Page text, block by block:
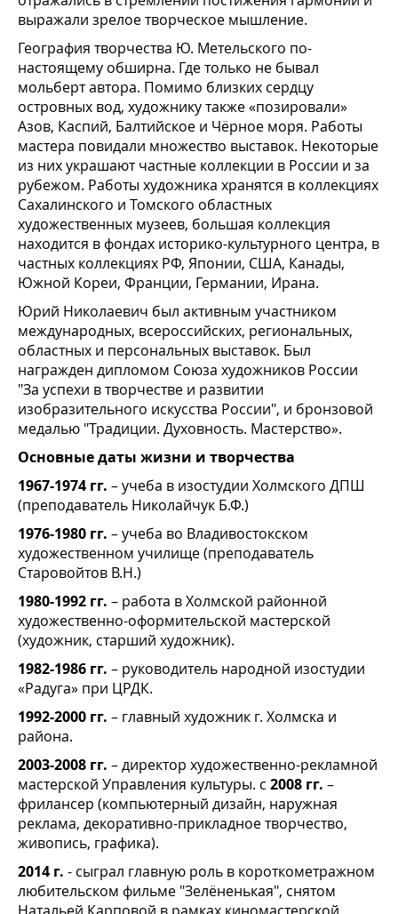
выражали зрелое творческое мышление.
География творчества Ю. Метельского по-
настоящему обширна. Где только не бывал
мольберт автора. Помимо близких сердцу
островных вод, художнику также «позировали»
Азов, Каспий, Балтийское и Чёрное моря. Работы
мастера повидали множество выставок. Некоторые
из них украшают частные коллекции в России и за
рубежом. Работы художника хранятся в коллекциях
Сахалинского и Томского областных
художественных музеев, большая коллекция
находится в фондах историко-культурного центра, в
частных коллекциях РФ, Японии, США, Канады,
Южной Кореи, Франции, Германии, Ирана.
Юрий Николаевич был активным участником
международных, всероссийских, региональных,
областных и персональных выставок. Был
награжден дипломом Союза художников России
"За успехи в творчестве и развитии
изобразительного искусства России", и бронзовой
медалью "Традиции. Духовность. Мастерство».
Основные даты жизни и творчества
1967-1974 гг. – учеба в изостудии Холмского ДПШ
(преподаватель Николайчук Б.Ф.)
1976-1980 гг. – учеба во Владивостокском
художественном училище (преподаватель
Старовойтов В.Н.)
1980-1992 гг. – работа в Холмской районной
художественно-оформительской мастерской
(художник, старший художник).
1982-1986 гг. – руководитель народной изостудии
«Радуга» при ЦРДК.
1992-2000 гг. – главный художник г. Холмска и
района.
2003-2008 гг. – директор художественно-рекламной
мастерской Управления культуры. с 2008 гг. –
фрилансер (компьютерный дизайн, наружная
реклама, декоративно-прикладное творчество,
живопись, графика).
2014 г. - сыграл главную роль в короткометражном
любительском фильме "Зелёненькая", снятом